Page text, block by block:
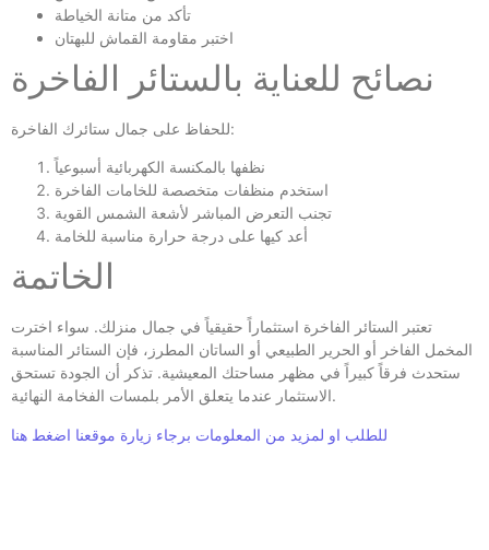
تأكد من متانة الخياطة
اختبر مقاومة القماش للبهتان
نصائح للعناية بالستائر الفاخرة
للحفاظ على جمال ستائرك الفاخرة:
نظفها بالمكنسة الكهربائية أسبوعياً
استخدم منظفات متخصصة للخامات الفاخرة
تجنب التعرض المباشر لأشعة الشمس القوية
أعد كيها على درجة حرارة مناسبة للخامة
الخاتمة
تعتبر الستائر الفاخرة استثماراً حقيقياً في جمال منزلك. سواء اخترت
المخمل الفاخر أو الحرير الطبيعي أو الساتان المطرز، فإن الستائر المناسبة
ستحدث فرقاً كبيراً في مظهر مساحتك المعيشية. تذكر أن الجودة تستحق
الاستثمار عندما يتعلق الأمر بلمسات الفخامة النهائية.
للطلب او لمزيد من المعلومات برجاء زيارة موقعنا اضغط هنا